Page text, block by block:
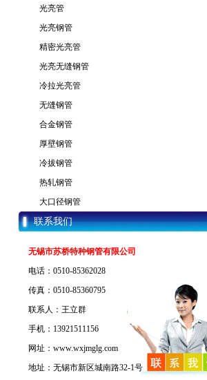
光亮管
光亮钢管
精密光亮管
光亮无缝钢管
冷拉光亮管
无缝钢管
合金钢管
厚壁钢管
冷拔钢管
热轧钢管
大口径钢管
联系我们
无锡市苏桥特种钢管有限公司
电话：0510-85362028
传真：0510-85360795
联系人：王立群
手机：13921511156
网址：www.wxjmglg.com
地址：无锡市新区城南路32-1号